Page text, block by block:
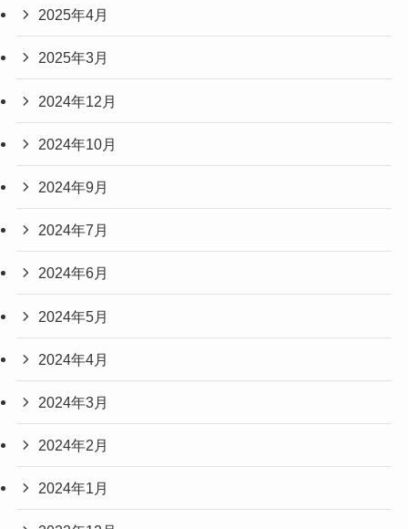
2025年4月
2025年3月
2024年12月
2024年10月
2024年9月
2024年7月
2024年6月
2024年5月
2024年4月
2024年3月
2024年2月
2024年1月